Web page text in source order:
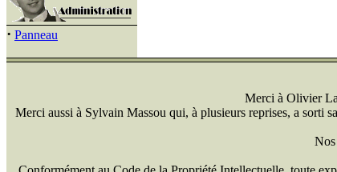
· Panneau
Merci à Olivier
Merci aussi à Sylvain Massou qui, à plusieurs reprises, a sorti
Nos